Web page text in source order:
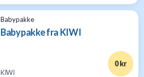
Babypakke
Babypakke fra KIWI
KIWI
0 kr